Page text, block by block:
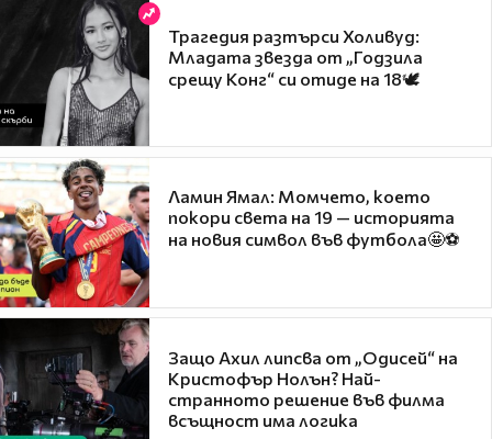
Трагедия разтърси Холивуд:
Младата звезда от „Годзила
срещу Конг“ си отиде на 18🕊️
Ламин Ямал: Момчето, което
покори света на 19 — историята
на новия символ във футбола🤩⚽
Защо Ахил липсва от „Одисей“ на
Кристофър Нолън? Най-
странното решение във филма
всъщност има логика